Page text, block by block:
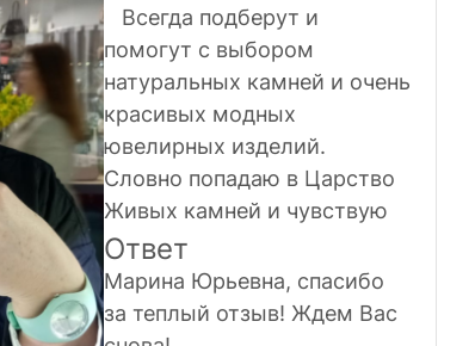
Всегда подберут и
помогут с выбором
натуральных камней и очень
красивых модных
ювелирных изделий.
Словно попадаю в Царство
Живых камней и чувствую
себя в этих украшениях
Хозяйкой Медной горы.
Спасибо Вам за то, что Вы
есть и даёте ощущение
Ответ
Марина Юрьевна, спасибо
за теплый отзыв! Ждем Вас